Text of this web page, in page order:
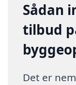
Sådan
tilbud
Det er